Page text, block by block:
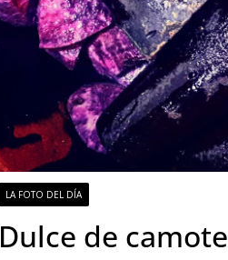
LA FOTO DEL DÍA
Dulce de camote